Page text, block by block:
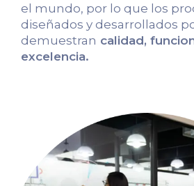
el mundo, por lo que los
diseñados y desarrollados
demuestran calidad,
excelencia.